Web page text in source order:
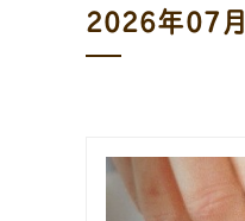
2026年07月